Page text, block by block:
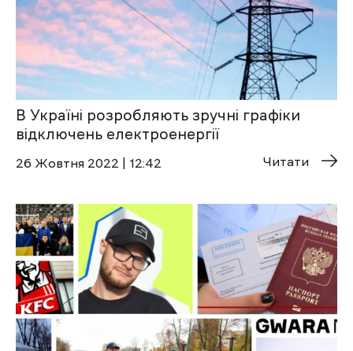
В Україні розробляють зручні графіки
відключень електроенергії
26 Жовтня 2022 | 12:42 Читати